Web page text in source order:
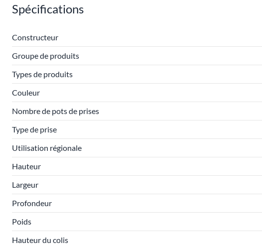
Spécifications
Constructeur
Groupe de produits
Types de produits
Couleur
Nombre de pots de prises
Type de prise
Utilisation régionale
Hauteur
Largeur
Profondeur
Poids
Hauteur du colis